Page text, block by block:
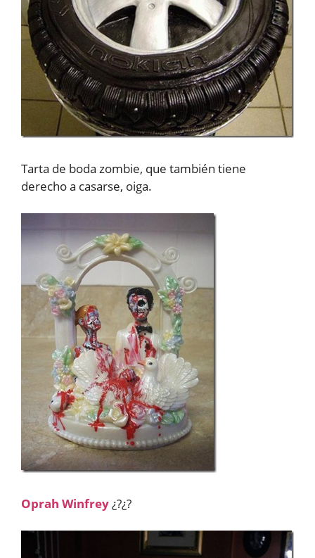
Tarta de boda zombie, que también tiene
derecho a casarse, oiga.
Oprah Winfrey¿?¿?